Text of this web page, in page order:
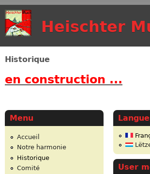
principal
Heischter
Historique
en construction ...
Menu
Accueil
Notre harmonie
Historique
Comité
User